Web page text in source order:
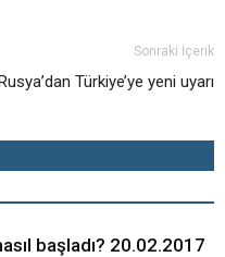
Sonraki İçerik
Türkiye’ye yeni uyarı
başladı? 20.02.2017